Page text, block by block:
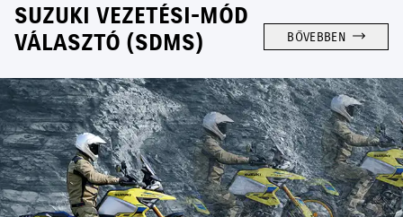
SUZUKI VEZETÉSI-MÓD
VÁLASZTÓ (SDMS)
BŐVEBBEN